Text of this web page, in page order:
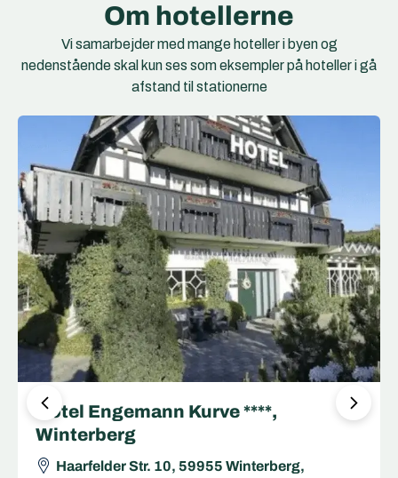
Om hotellerne
Vi samarbejder med mange hoteller i byen og
nedenstående skal kun ses som eksempler på hoteller i gå
afstand til stationerne
Hotel Forsthaus ***, Winterberg
Orkestraße 14, 59955 Winterberg, Tyskland